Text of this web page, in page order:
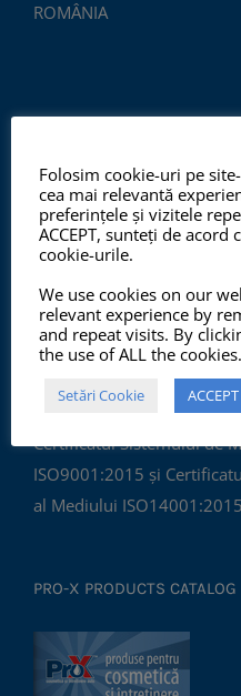
ROMÂNIA
ISO 9001:2015, ISO
Începând cu anul 2012,
Certificatul Sistemului de
ISO9001:2015 și
al Mediului
PRO-X PRODUCTS CATALOG
Folosim cookie-uri pe
cea mai relevantă
preferințele și vizitele
ACCEPT, sunteți de acord
cookie-urile.
We use cookies on our
relevant experience by
and repeat visits. By
the use of ALL the cookies.
Setări Cookie ACCEPT